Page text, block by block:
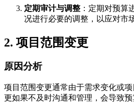
定期审计与调整 ：定期对预算
况进行必要的调整，以应对市
2. 项目范围变更
原因分析
项目范围变更通常由于需求变化或
更如果不及时沟通和管理，会导致预